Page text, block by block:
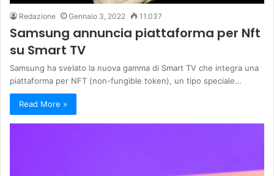
Redazione Gennaio 3, 2022 11.037
Samsung annuncia piattaforma per Nft
su Smart TV
Samsung ha svelato la nuova gamma di Smart TV che integra una
piattaforma per NFT (non-fungible token), un tipo speciale…
Read More »